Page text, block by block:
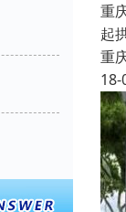
重
起
重
18-